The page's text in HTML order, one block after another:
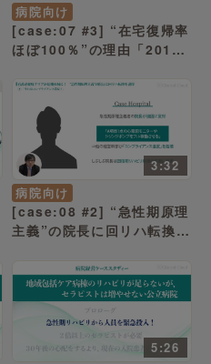
病院向け
[case:07 #3] “在宅復帰率
ほぼ100％”の理由「2016
た」（病院経営ケーススタ
ディー ）
3:32
病院向け
[case:08 #2] “急性期原理
主義”の院長に回リハ転換を
ンス違反！」（病院経営ケ
ーススタディー ）
5:26